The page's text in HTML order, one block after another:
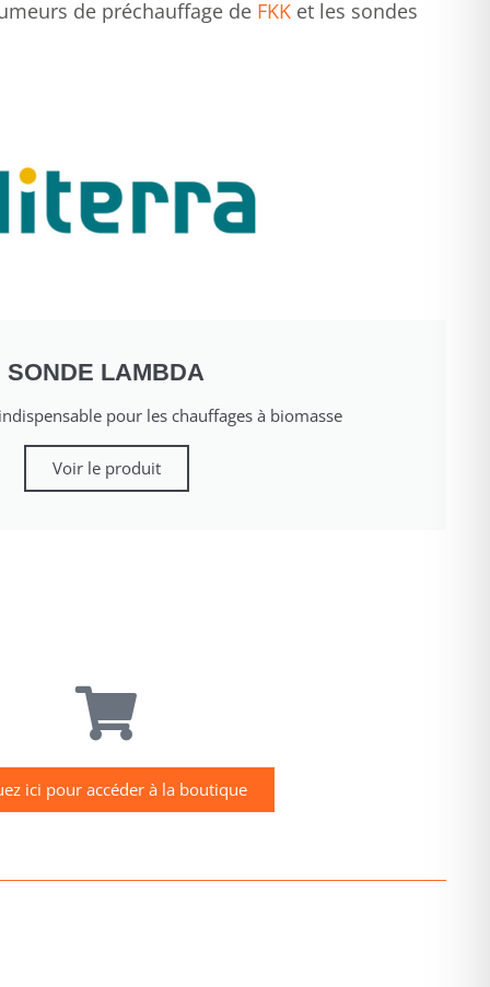
de préchauffage de FKK et les sondes
SONDE LAMBDA
pour les chauffages à biomasse
Voir le produit
ici pour accéder à la boutique